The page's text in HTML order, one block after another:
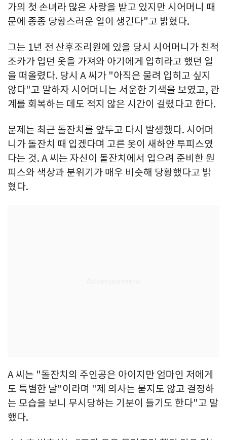
가의 첫 손녀라 많은 사랑을 받고 있지만 시어머니 때
문에 종종 당황스러운 일이 생긴다"고 밝혔다.
그는 1년 전 산후조리원에 있을 당시 시어머니가 친척
조카가 입던 옷을 가져와 아기에게 입히라고 했던 일
을 떠올렸다. 당시 A 씨가 "아직은 물려 입히고 싶지
않다"고 말하자 시어머니는 서운한 기색을 보였고, 관
계를 회복하는 데도 적지 않은 시간이 걸렸다고 한다.
문제는 최근 돌잔치를 앞두고 다시 발생했다. 시어머
니가 돌잔치 때 입겠다며 고른 옷이 새하얀 투피스였
다는 것. A 씨는 자신이 돌잔치에서 입으려 준비한 원
피스와 색상과 분위기가 매우 비슷해 당황했다고 밝
혔다.
A 씨는 "돌잔치의 주인공은 아이지만 엄마인 저에게
도 특별한 날"이라며 "제 의사는 묻지도 않고 결정하
는 모습을 보니 무시당하는 기분이 들기도 한다"고 말
했다.